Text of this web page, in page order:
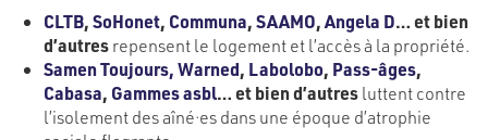
CLTB,SoHonet, Communa,SAAMO,Angela D… et bien
d’autresrepensent le logement et l’accès à la propriété.
Samen Toujours,Warned, Labolobo, Pass-âges,
Cabasa, Gammes asbl… et bien d’autresluttent contre
l’isolement des aîné·es dans une époque d’atrophie